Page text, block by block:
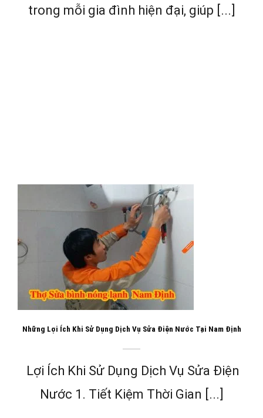
trong mỗi gia đình hiện đại, giúp [...]
Những Lợi Ích Khi Sử Dụng Dịch Vụ Sửa Điện Nước Tại Nam Định
Lợi Ích Khi Sử Dụng Dịch Vụ Sửa Điện
Nước 1. Tiết Kiệm Thời Gian [...]